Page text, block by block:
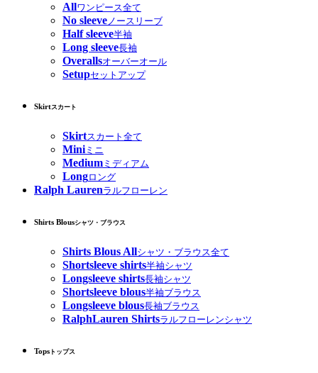
Allワンピース全て
No sleeveノースリーブ
Half sleeve半袖
Long sleeve長袖
Overallsオーバーオール
Setupセットアップ
Skirtスカート
Skirtスカート全て
Miniミニ
Medium ミディアム
Longロング
Ralph Laurenラルフローレン
Shirts Blousシャツ・ブラウス
Shirts Blous Allシャツ・ブラウス全て
Shortsleeve shirts半袖シャツ
Longsleeve shirts長袖シャツ
Shortsleeve blous半袖ブラウス
Longsleeve blous長袖ブラウス
RalphLauren Shirtsラルフローレンシャツ
Tops トップス